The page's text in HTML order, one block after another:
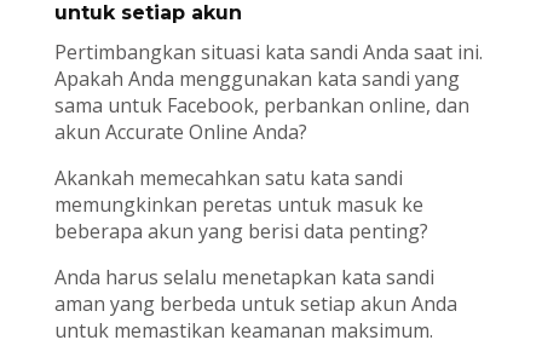
untuk setiap akun
Pertimbangkan situasi kata sandi Anda saat ini.
Apakah Anda menggunakan kata sandi yang
sama untuk Facebook, perbankan online, dan
akun Accurate Online Anda?
Akankah memecahkan satu kata sandi
memungkinkan peretas untuk masuk ke
beberapa akun yang berisi data penting?
Anda harus selalu menetapkan kata sandi
aman yang berbeda untuk setiap akun Anda
untuk memastikan keamanan maksimum.